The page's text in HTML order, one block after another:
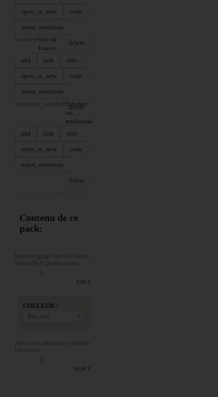
open_in_new code
insert_emoticon
delete
beenhereSite en
France
add
link edit
open_in_new code
insert_emoticon
delete
sentiment_satisfied Satisfait
ou
remboursé
add
link edit
open_in_new code
insert_emoticon
delete
Contenu de ce
pack:
Soutien gorge satin de danse
orientale et perles argent
1
9,90 €
COULEUR :
Bleu clair
Jupe satin de danse orientale
turquoise
1
16,90 €